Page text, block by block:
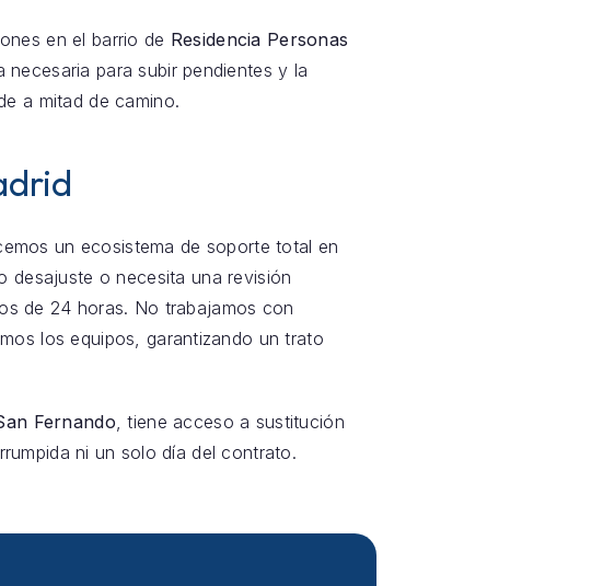
en el barrio de Residencia Personas
necesaria para subir pendientes y la
a mitad de camino.
un ecosistema de soporte total en
desajuste o necesita una revisión
de 24 horas. No trabajamos con
los equipos, garantizando un trato
Fernando, tiene acceso a sustitución
ni un solo día del contrato.